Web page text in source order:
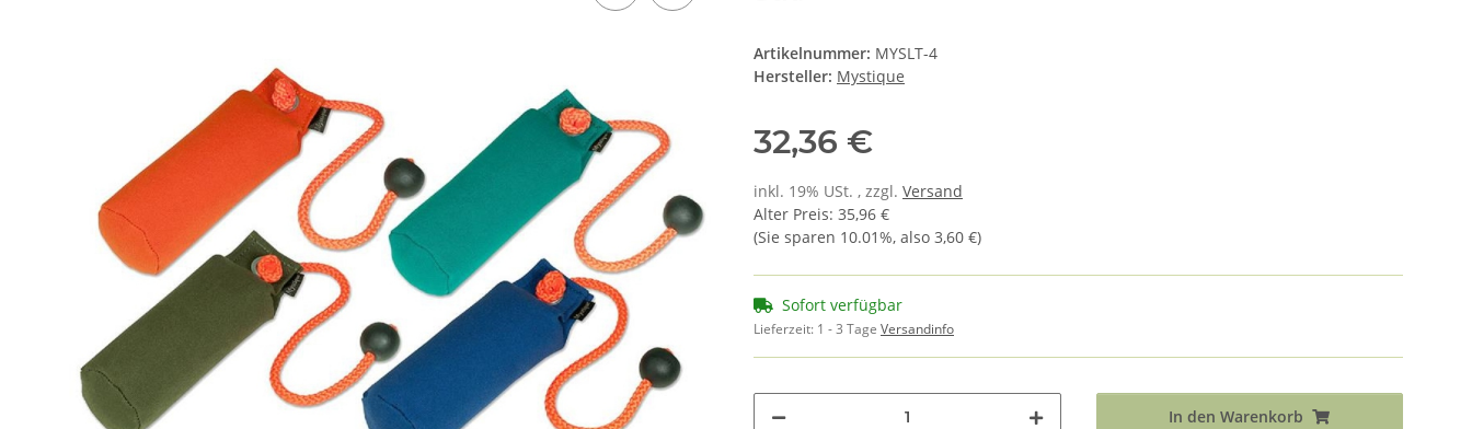
Artikelnummer: MYSLT-4
Hersteller: Mystique
32,36 €
inkl. 19% USt. , zzgl. Versand
Alter Preis: 35,96 €
(Sie sparen 10.01%, also 3,60 €)
Sofort verfügbar
Lieferzeit: 1 - 3 Tage Versandinfo
In den Warenkorb